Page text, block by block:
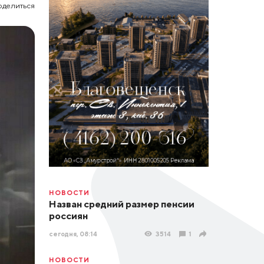
НОВОСТИ
Назван средний размер пенсии
россиян
сегодня, 08:14 3514 1
НОВОСТИ